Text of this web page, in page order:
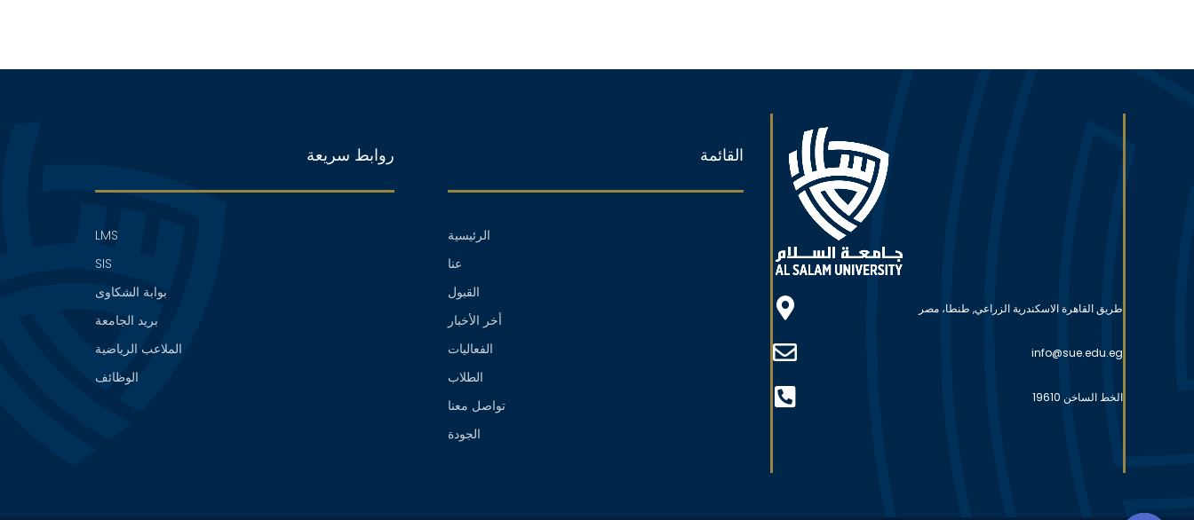
طريق القاهرة الاسكندرية الزراعي, طنطا، مصر
info@sue.edu.eg
الخط الساخن 19610
القائمة
الرئيسية
عنا
القبول
أخر الأخبار
الفعاليات
الطلاب
تواصل معنا
الجودة
روابط سريعة
LMS
SIS
بوابة الشكاوى
بريد الجامعة
الملاعب الرياضية
الوظائف